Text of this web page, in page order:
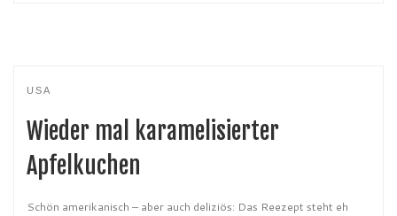
USA
Wieder mal karamelisierter
Apfelkuchen
Schön amerikanisch – aber auch deliziös: Das Reezept steht eh